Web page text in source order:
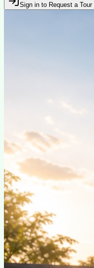
Sign in to Request a Tour